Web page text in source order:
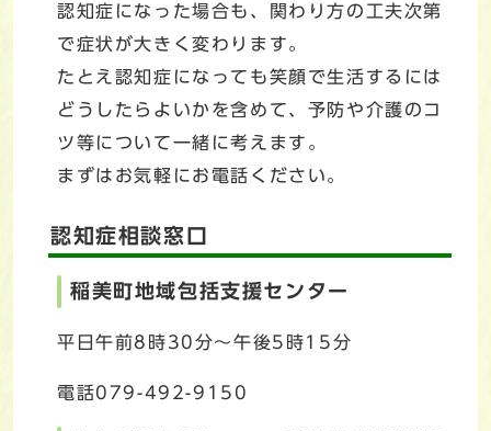
認知症になった場合も、関わり方の工夫次第
で症状が大きく変わります。
たとえ認知症になっても笑顔で生活するには
どうしたらよいかを含めて、予防や介護のコ
ツ等について一緒に考えます。
まずはお気軽にお電話ください。
認知症相談窓口
稲美町地域包括支援センター
平日午前8時30分～午後5時15分
電話079-492-9150